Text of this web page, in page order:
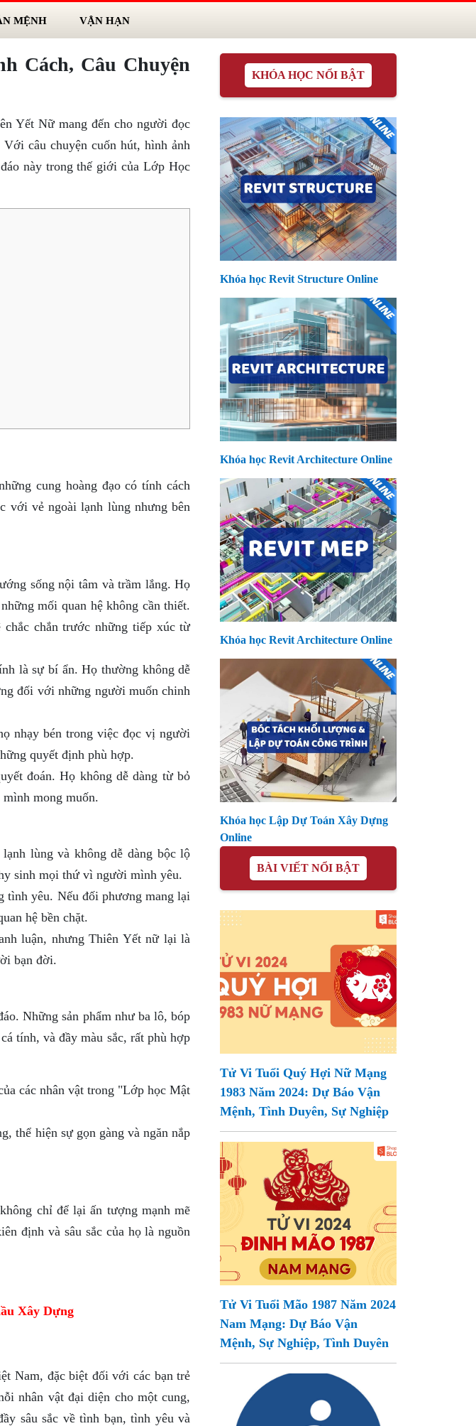
MỆNH VẬN HẠN
Cách, Câu Chuyện
Yết Nữ mang đến cho người đọc
câu chuyện cuốn hút, hình ảnh
này trong thế giới của Lớp Học
cung hoàng đạo có tính cách
với vẻ ngoài lạnh lùng nhưng bên
sống nội tâm và trầm lắng. Họ
mối quan hệ không cần thiết.
chắn trước những tiếp xúc từ
là sự bí ẩn. Họ thường không dễ
đối với những người muốn chinh
nhạy bén trong việc đọc vị người
quyết định phù hợp.
đoán. Họ không dễ dàng từ bỏ
mong muốn.
lùng và không dễ dàng bộc lộ
sinh mọi thứ vì người mình yêu.
tình yêu. Nếu đối phương mang lại
hệ bền chặt.
luận, nhưng Thiên Yết nữ lại là
bạn đời.
Những sản phẩm như ba lô, bóp
tính, và đầy màu sắc, rất phù hợp
các nhân vật trong "Lớp học Mật
thể hiện sự gọn gàng và ngăn nắp
chỉ để lại ấn tượng mạnh mẽ
định và sâu sắc của họ là nguồn
Xây Dựng
Nam, đặc biệt đối với các bạn trẻ
nhân vật đại diện cho một cung,
sâu sắc về tình bạn, tình yêu và
KHÓA HỌC NỔI BẬT
Khóa học Revit Structure Online
Khóa học Revit Architecture Online
Khóa học Revit Architecture Online
Khóa học Lập Dự Toán Xây Dựng
Online
BÀI VIẾT NỔI BẬT
Tử Vi Tuổi Quý Hợi Nữ Mạng
1983 Năm 2024: Dự Báo Vận
Mệnh, Tình Duyên, Sự Nghiệp
Tử Vi Tuổi Mão 1987 Năm 2024
Nam Mạng: Dự Báo Vận
Mệnh, Sự Nghiệp, Tình Duyên